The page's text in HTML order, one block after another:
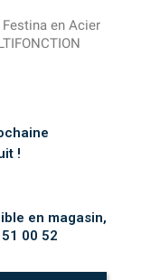
en Acier
!
en magasin,
00 52